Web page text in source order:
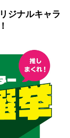
ジナルキャラ